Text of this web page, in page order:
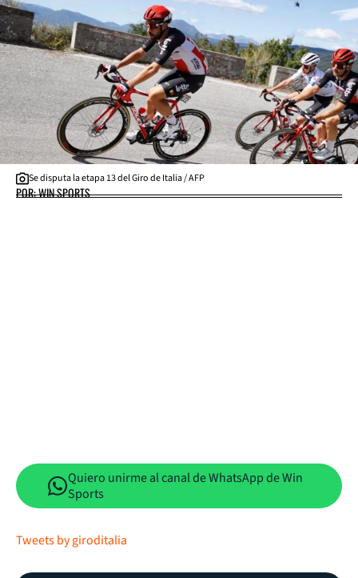
Se disputa la etapa 13 del Giro de Italia / AFP
POR: WIN SPORTS
Quiero unirme al canal de WhatsApp de Win
Sports
Tweets by giroditalia